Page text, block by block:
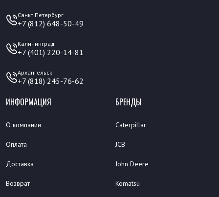
Санкт Петербург
+7 (812) 648-50-49
Калининград
+7 (401) 220-14-81
Архангельск
+7 (818) 245-76-62
ИНФОРМАЦИЯ
О компании
Оплата
Доставка
Возврат
БРЕНДЫ
Caterpillar
JCB
John Deere
Komatsu